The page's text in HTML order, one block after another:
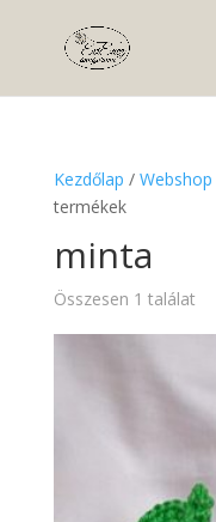
Kezdőlap / Webshop
termékek
minta
Összesen 1 találat